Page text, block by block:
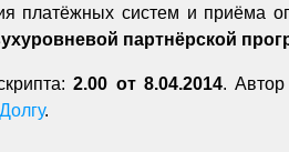
платёжных систем и приёма
партнёрской
2.00 от 8.04.2014. Автор
.